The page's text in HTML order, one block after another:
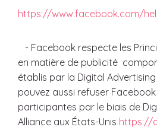
https://www.facebook.com/
- Facebook respecte les
en matière de publicité
établis par la Digital Advertising
pouvez aussi refuser
participantes par le biais de
Alliance aux États-Unis https://